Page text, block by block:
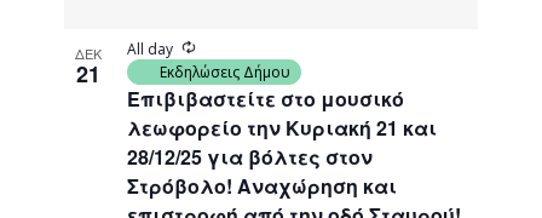
ΔΕΚ
21
Επιβιβαστείτε στο μουσικό
λεωφορείο την Κυριακή 21 και
28/12/25 για βόλτες στον
Στρόβολο! Αναχώρηση και
All day
Recurring
Εκδηλώσεις Δήμου